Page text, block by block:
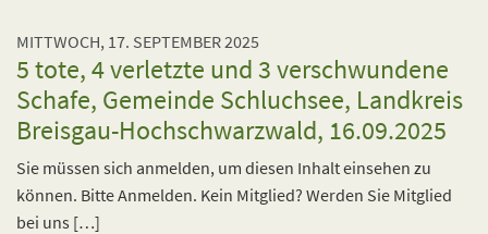
MITTWOCH, 17. SEPTEMBER 2025
5 tote, 4 verletzte und 3 verschwundene
Schafe, Gemeinde Schluchsee, Landkreis
Breisgau-Hochschwarzwald, 16.09.2025
Sie müssen sich anmelden, um diesen Inhalt einsehen zu
können. Bitte Anmelden. Kein Mitglied? Werden Sie Mitglied
bei uns […]